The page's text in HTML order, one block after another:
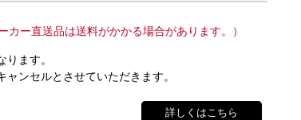
カー直送品は送料がかかる場合があります。）
ます。
ンセルとさせていただきます。
詳しくはこちら